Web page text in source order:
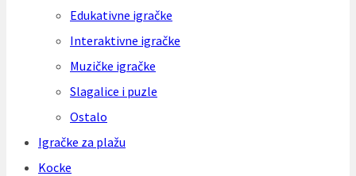
Edukativne igračke
Interaktivne igračke
Muzičke igračke
Slagalice i puzle
Ostalo
Igračke za plažu
Kocke